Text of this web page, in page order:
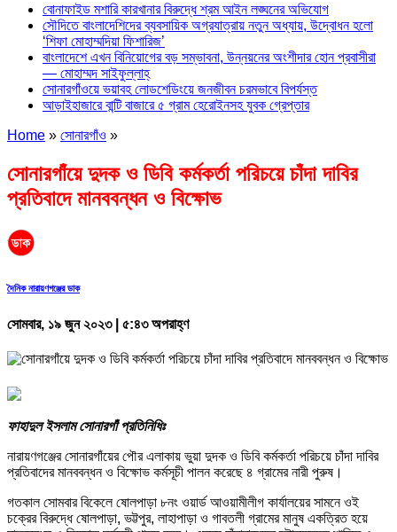
বোনাফাইড মশারি কারখানার বিরুদ্ধে শ্রম আইন লঙ্ঘনের অভিযোগ
সৌদিতে বাংলাদেশিদের ব্যবসায়িক অগ্রযাত্রায় নতুন অধ্যায়, উদ্বোধন হলো
‘শিফা মোহাম্মদিয়া ফিশারিজ’
বাংলাদেশে এখন বিনিয়োগের বড় সম্ভাবনা, উন্নয়নের অংশীদার হোন প্রবাসীরা
— মোহাম্মদ সাইফুল্লাহ্
সোনারগাঁওয়ে ভয়াবহ লোডশেডিংয়ে জনজীবন চরমভাবে বিপর্যস্ত
আড়াইহাজারে বান্টি বাজারে ৫ গ্রাম হেরোইনসহ যুবক গ্রেপ্তার
Home » সোনারগাঁও »
সোনারগাঁয়ে দুদক ও ডিবি কর্মকর্তা পরিচয়ে চাঁদা দাবির
প্রতিবাদে মানববন্ধন ও বিক্ষোভ
দৈনিক নারায়ণগঞ্জের ডাক
সোমবার, ১৯ জুন ২০২৩ | ৫:৪৩ অপরাহ্ণ
ফাহাদুল ইসলাম সোনারগাঁ প্রতিনিধিঃ
নারায়ণগঞ্জের সোনারগাঁয়ের পৌর এলাকায় ভুয়া দুদক ও ডিবি কর্মকর্তা পরিচয়ে চাঁদা দাবির
প্রতিবাদের মানববন্ধন ও বিক্ষোভ কর্মসূচী পালন করেছে ৪ গ্রামের নারী পুরুষ।
গতকাল সোমবার বিকেলে ষোলপাড়া ৮নং ওয়ার্ড আওয়ামীলীগ কার্যালয়ের সামনে ওই
চক্রের বিরুদ্ধে ষোলপাড়া, ভট্টপুর, লাহাপাড়া ও গাবতলী গ্রামের মানুষ একত্রিত হয়ে